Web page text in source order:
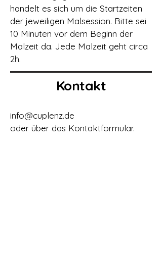
handelt es sich um die Startzeiten
der jeweiligen Malsession. Bitte sei
10 Minuten vor dem Beginn der
Malzeit da. Jede Malzeit geht circa
2h.
Kontakt
info@cuplenz.de
oder über das Kontaktformular.